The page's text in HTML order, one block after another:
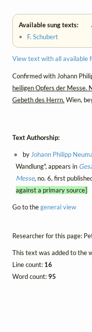
Available sung texts:
←
• F. Schubert
View text with all available
Confirmed with Johann
heiligen Opfers der Messe.
Gebeth des Herrn. Wien,
Text Authorship:
by Johann Philipp
Wandlung", appears in
Messe, no. 6, first
against a primary source]
Go to thegeneral view
Researcher for this page:
This text was added to the
Line count: 16
Word count:95